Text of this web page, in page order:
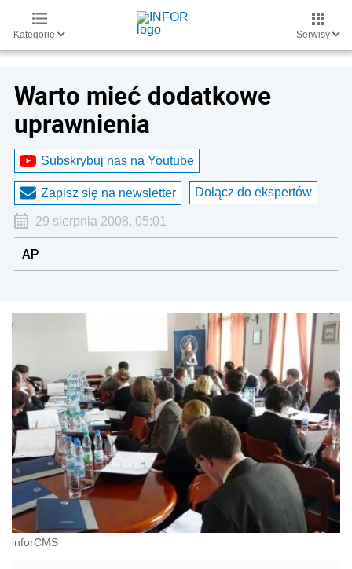
Kategorie Serwisy
Warto mieć dodatkowe
uprawnienia
Subskrybuj nas na Youtube
Zapisz się na newsletter Dołącz do ekspertów
29 sierpnia 2008, 05:01
AP
inforCMS